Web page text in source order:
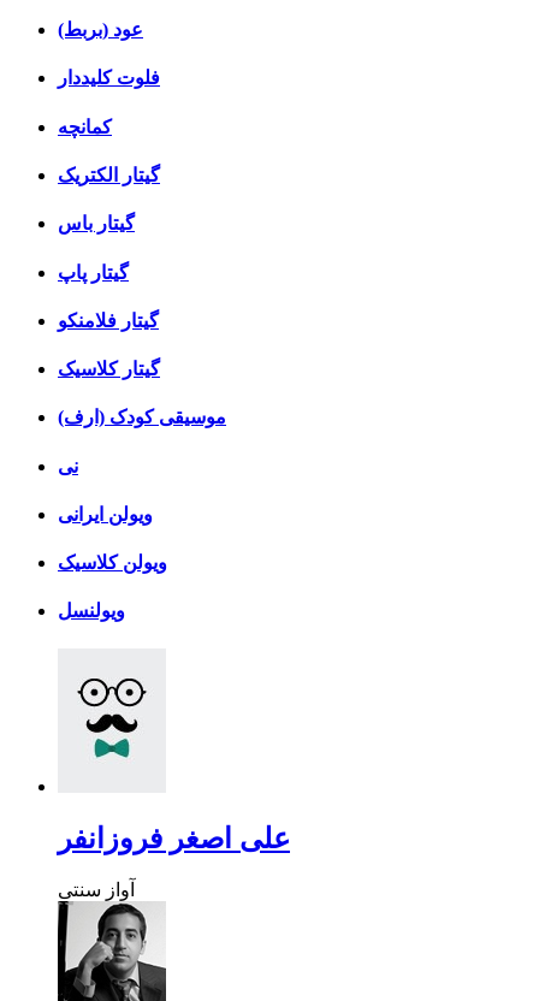
عود (بربط)
فلوت کلیددار
کمانچه
گیتار الکتریک
گیتار باس
گیتار پاپ
گیتار فلامنکو
گیتار کلاسیک
موسیقی کودک (ارف)
نی
ویولن ایرانی
ویولن کلاسیک
ویولنسل
علی اصغر فروزانفر
آواز سنتی